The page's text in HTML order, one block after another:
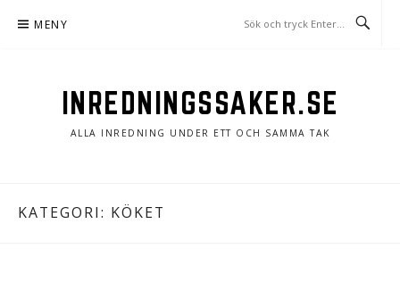
MENY
INREDNINGSSAKER.SE
ALLA INREDNING UNDER ETT OCH SAMMA TAK
KATEGORI: KÖKET